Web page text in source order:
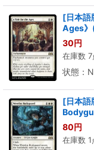
[日本語
Ages》
30円
在庫数 7
状態：
[日本語
80円
在庫数 1